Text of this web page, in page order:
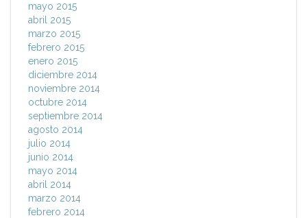
mayo 2015
abril 2015
marzo 2015
febrero 2015
enero 2015
diciembre 2014
noviembre 2014
octubre 2014
septiembre 2014
agosto 2014
julio 2014
junio 2014
mayo 2014
abril 2014
marzo 2014
febrero 2014